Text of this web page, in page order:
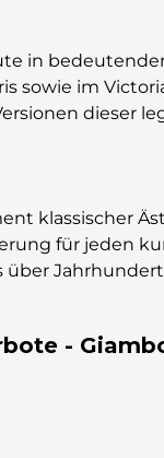
in
sowie im
dieser
klassischer
für jeden
-